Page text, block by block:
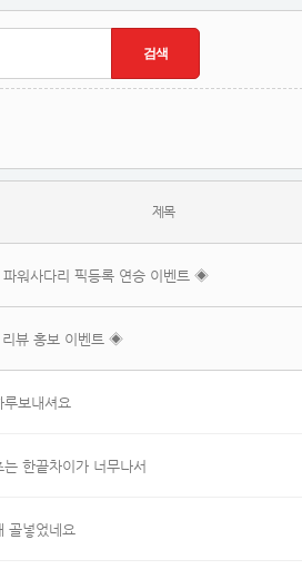
제목
워사다리 픽등록 연승 이벤트 ◈
뷰 홍보 이벤트 ◈
루보내셔요
는 한끝차이가 너무나서
골넣었네요